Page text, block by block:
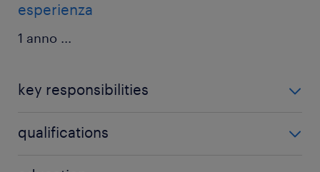
esperienza
1 anno ...
key responsibilities
dell’ufficio contabile, si occuperà di:
qualifications